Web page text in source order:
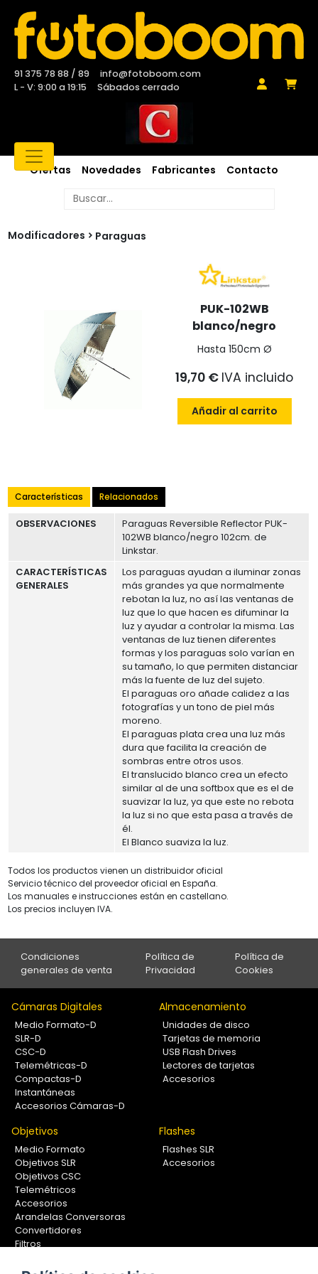
91 375 78 88 / 89
info@fotoboom.com
L - V: 9:00 a 19:15
Sábados cerrado
Ofertas Novedades Fabricantes Contacto
Modificadores Paraguas
PUK-102WB
blanco/negro
Hasta 150cm Ø
19,70 € IVA incluido
Añadir al carrito
Características Relacionados
OBSERVACIONES
Paraguas Reversible Reflector PUK-
102WB blanco/negro 102cm. de
Linkstar.
CARACTERÍSTICAS
GENERALES
Los paraguas ayudan a iluminar zonas
más grandes ya que normalmente
rebotan la luz, no así las ventanas de
luz que lo que hacen es difuminar la
luz y ayudar a controlar la misma. Las
ventanas de luz tienen diferentes
formas y los paraguas solo varían en
su tamaño, lo que permiten distanciar
más la fuente de luz del sujeto.
El paraguas oro añade calidez a las
fotografías y un tono de piel más
moreno.
El paraguas plata crea una luz más
dura que facilita la creación de
sombras entre otros usos.
El translucido blanco crea un efecto
similar al de una softbox que es el de
suavizar la luz, ya que este no rebota
la luz si no que esta pasa a través de
él.
El Blanco suaviza la luz.
Todos los productos vienen un distribuidor oficial
Servicio técnico del proveedor oficial en España.
Los manuales e instrucciones están en castellano.
Los precios incluyen IVA.
Condiciones
generales de venta
Política de
Privacidad
Política de
Cookies
Cámaras Digitales
Medio Formato-D
SLR-D
CSC-D
Telemétricas-D
Compactas-D
Instantáneas
Accesorios Cámaras-D
Almacenamiento
Unidades de disco
Tarjetas de memoria
USB Flash Drives
Lectores de tarjetas
Accesorios
Objetivos
Medio Formato
Objetivos SLR
Objetivos CSC
Telemétricos
Accesorios
Arandelas Conversoras
Convertidores
Filtros
Calibradores
Flashes
Flashes SLR
Accesorios